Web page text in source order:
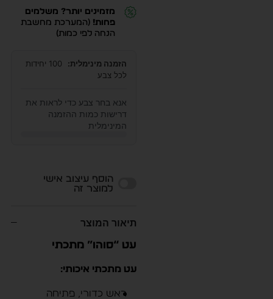
מזמינים יותר? משלמים
פחות! (המערכת מחשבת
הנחה לפי כמות)
הזמנה מינימלית:
100 יחידות
לכל צבע
אנא בחר צבע כדי לראות את
דרישות כמות ההזמנה
המינימלית
הוסף עיצוב אישי
למוצר זה
תיאור המוצר
עט “סוהו” מתכתי
עט מתכתי איכותי:
ראש כדורי, פתיחה